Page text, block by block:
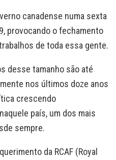
canadense numa sexta
provocando o fechamento
de toda essa gente.
desse tamanho são até
nos últimos doze anos
crescendo
país, um dos mais
sempre.
da RCAF (Royal